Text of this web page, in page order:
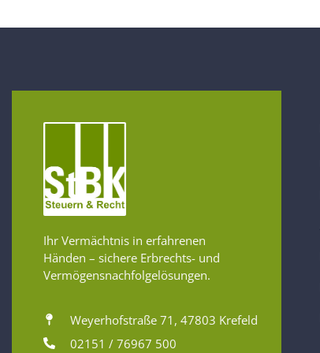
Ihr Vermächtnis in erfahrenen
Händen – sichere Erbrechts- und
Vermögensnachfolgelösungen.
Weyerhofstraße 71, 47803 Krefeld
02151 / 76967 500